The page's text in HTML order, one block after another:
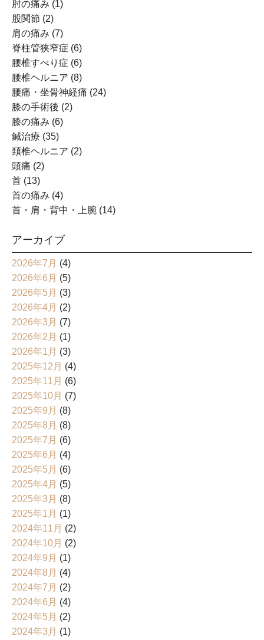
肘の痛み (1)
股関節 (2)
肩の痛み (7)
脊柱管狭窄症 (6)
腰椎すべり症 (6)
腰椎ヘルニア (8)
腰痛・坐骨神経痛 (24)
膝の手術後 (2)
膝の痛み (6)
鍼治療 (35)
頚椎ヘルニア (2)
頭痛 (2)
首 (13)
首の痛み (4)
首・肩・背中・上腕 (14)
アーカイブ
2026年7月 (4)
2026年6月 (5)
2026年5月 (3)
2026年4月 (2)
2026年3月 (7)
2026年2月 (1)
2026年1月 (3)
2025年12月 (4)
2025年11月 (6)
2025年10月 (7)
2025年9月 (8)
2025年8月 (8)
2025年7月 (6)
2025年6月 (4)
2025年5月 (6)
2025年4月 (5)
2025年3月 (8)
2025年1月 (1)
2024年11月 (2)
2024年10月 (2)
2024年9月 (1)
2024年8月 (4)
2024年7月 (2)
2024年6月 (4)
2024年5月 (2)
2024年3月 (1)